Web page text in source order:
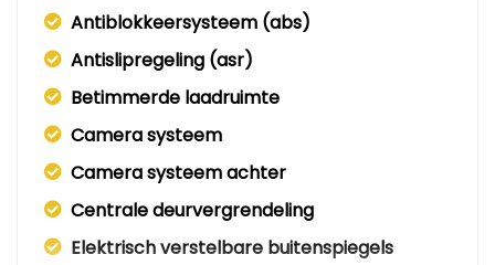
Antiblokkeersysteem (abs)
Antislipregeling (asr)
Betimmerde laadruimte
Camera systeem
Camera systeem achter
Centrale deurvergrendeling
Elektrisch verstelbare buitenspiegels